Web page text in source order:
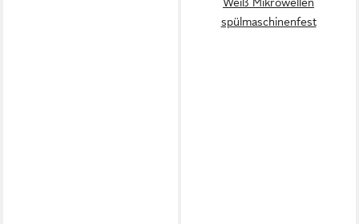
spülmaschinenfest